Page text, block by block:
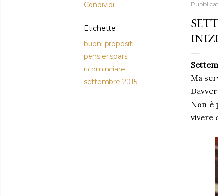
Condividi
Etichette
buoni propositi
pensierisparsi
ricominciare
settembre 2015
Ma
Non è
vivere